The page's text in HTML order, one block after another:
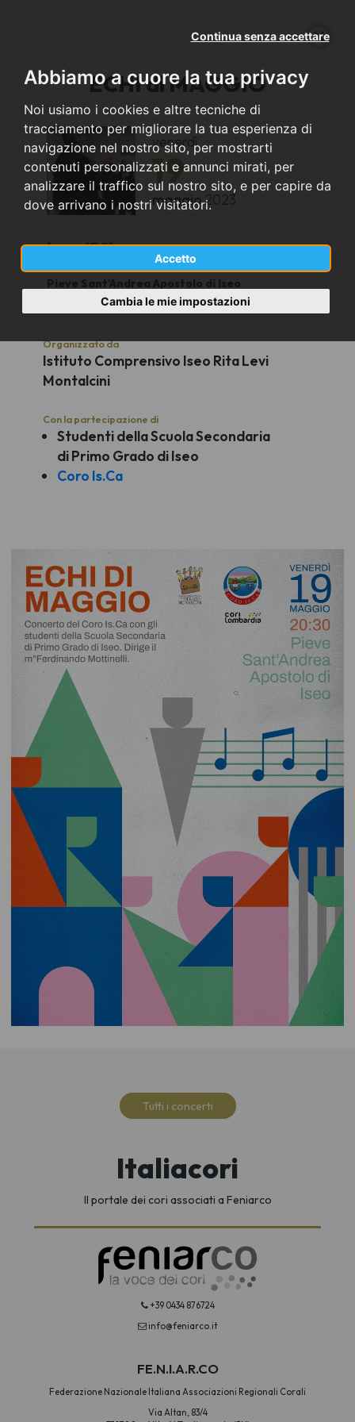
Abbiamo a cuore la tua privacy
Noi usiamo i cookies e altre tecniche di
tracciamento per migliorare la tua esperienza di
navigazione nel nostro sito, per mostrarti
contenuti personalizzati e annunci mirati, per
analizzare il traffico sul nostro sito, e per capire da
dove arrivano i nostri visitatori.
Accetto
Continua senza accettare
Cambia le mie impostazioni
ECHI di MAGGIO
venerdì
19
maggio2023
Iseo (BS)
Pieve Sant'Andrea Apostolo di Iseo
Organizzato da
Istituto Comprensivo Iseo Rita Levi
Montalcini
Con la partecipazione di
Studenti della Scuola Secondaria
di Primo Grado di Iseo
Coro Is.Ca
Tutti i concerti
Italiacori
Il portale dei cori associati a Feniarco
+39 0434 876724
info@feniarco.it
FE.N.I.A.R.CO
Federazione Nazionale Italiana Associazioni Regionali Corali
Via Altan, 83/4